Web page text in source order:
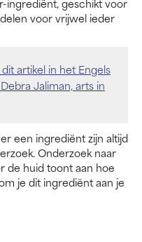
voor vrijwel ieder
artikel in het Engels
Jaliman, arts in
een ingrediënt zijn altijd
Onderzoek naar
de huid toont aan hoe
je dit ingrediënt aan je